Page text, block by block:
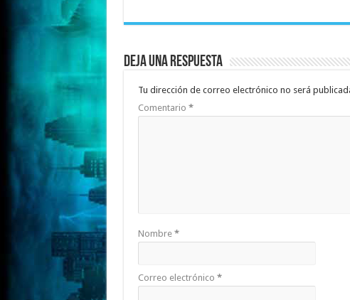
Deja una respuesta
Tu dirección de correo electrónico no será
Comentario *
Nombre *
Correo electrónico *